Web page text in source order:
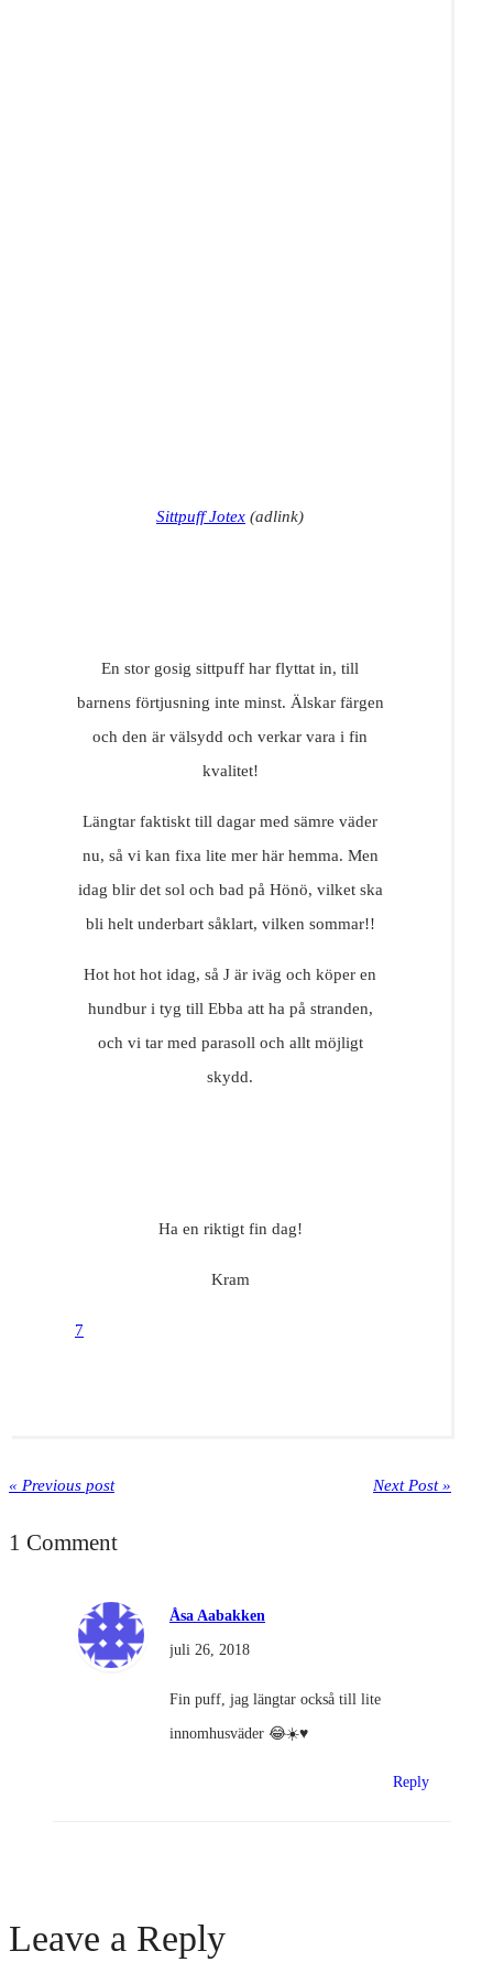
Sittpuff Jotex (adlink)
En stor gosig sittpuff har flyttat in, till
barnens förtjusning inte minst. Älskar färgen
och den är välsydd och verkar vara i fin
kvalitet!
Längtar faktiskt till dagar med sämre väder
nu, så vi kan fixa lite mer här hemma. Men
idag blir det sol och bad på Hönö, vilket ska
bli helt underbart såklart, vilken sommar!!
Hot hot hot idag, så J är iväg och köper en
hundbur i tyg till Ebba att ha på stranden,
och vi tar med parasoll och allt möjligt
skydd.
Ha en riktigt fin dag!
Kram
7
« Previous post Next Post »
1 Comment
Åsa Aabakken
juli 26, 2018
Fin puff, jag längtar också till lite
innomhusväder 😂☀️♥️
Reply
Leave a Reply